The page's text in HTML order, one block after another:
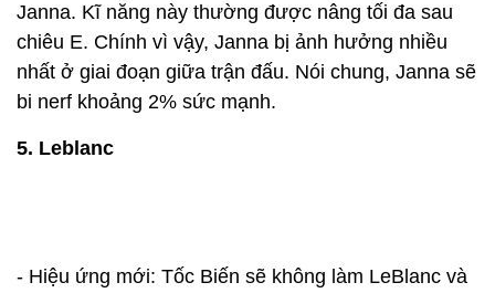
Janna. Kĩ năng này thường được nâng tối đa sau
chiêu E. Chính vì vậy, Janna bị ảnh hưởng nhiều
nhất ở giai đoạn giữa trận đấu. Nói chung, Janna sẽ
bi nerf khoảng 2% sức mạnh.
5. Leblanc
- Hiệu ứng mới: Tốc Biến sẽ không làm LeBlanc và